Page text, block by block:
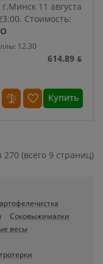
11 августа
Стоимость:
12.30
614.89 ƃ
Купить
(всего 9 страниц)
Соковыжималки
весы